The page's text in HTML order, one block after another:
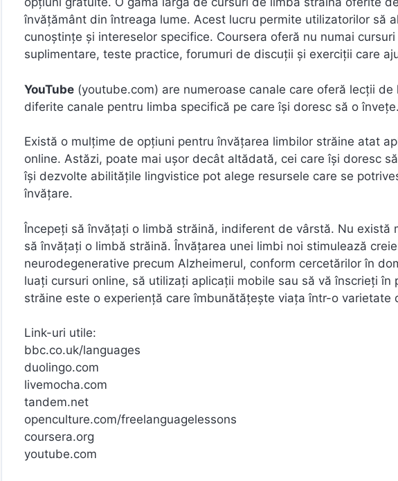
învățământ din întreaga lume. Acest lucru permite utilizatorilor să
cunoștințe și intereselor specifice. Coursera oferă nu numai
suplimentare, teste practice, forumuri de discuții și exerciții care
YouTube (youtube.com) are numeroase canale care oferă lecții
diferite canale pentru limba specifică pe care își doresc să o învețe.
Există o mulțime de opțiuni pentru învățarea limbilor străine atat
online. Astăzi, poate mai ușor decât altădată, cei care își doresc
își dezvolte abilitățile lingvistice pot alege resursele care se
învățare.
Începeți să învățați o limbă străină, indiferent de vârstă. Nu există
să învățați o limbă străină. Învățarea unei limbi noi stimulează
neurodegenerative precum Alzheimerul, conform cercetărilor în
luați cursuri online, să utilizați aplicații mobile sau să vă înscrieți
străine este o experiență care îmbunătățește viața într-o varietate
Link-uri utile:
bbc.co.uk/languages
duolingo.com
livemocha.com
tandem.net
openculture.com/freelanguagelessons
coursera.org
youtube.com